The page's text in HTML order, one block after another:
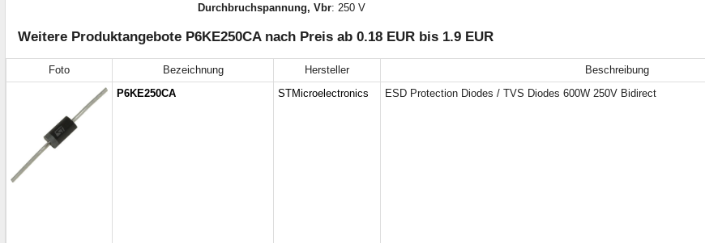
Durchbruchspannung, Vbr: 250 V
Weitere Produktangebote P6KE250CA nach Preis ab 0.18 EUR bis 1.9 EUR
Foto Bezeichnung Hersteller Beschreibung
P6KE250CA
STMicroelectronics ESD Protection Diodes / TVS Diodes 600W 250V Bidirect